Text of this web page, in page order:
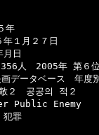
年
１月２７日
日
人　2005年 第６位
ース　年度別ボ
　공공의 적２
Public Enemy
犯罪